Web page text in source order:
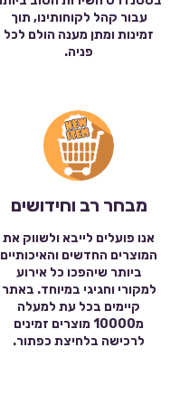
עבור קהל לקוחותינו, תוך
זמינות ומתן מענה הולם לכל
פניה.
מבחר רב וחידושים
אנו פועלים לייבא ולשווק את
המוצרים החדשים והאיכותיים
ביותר שיהפכו כל אירוע
למקורי וחגיגי במיוחד. באתר
קיימים בכל עת למעלה
מ10000 מוצרים זמינים
לרכישה בלחיצת כפתור.